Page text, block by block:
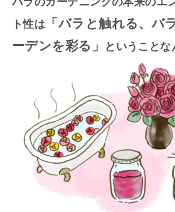
ト性は
「バラと触れる、バ
ーデンを彩る」
ということな